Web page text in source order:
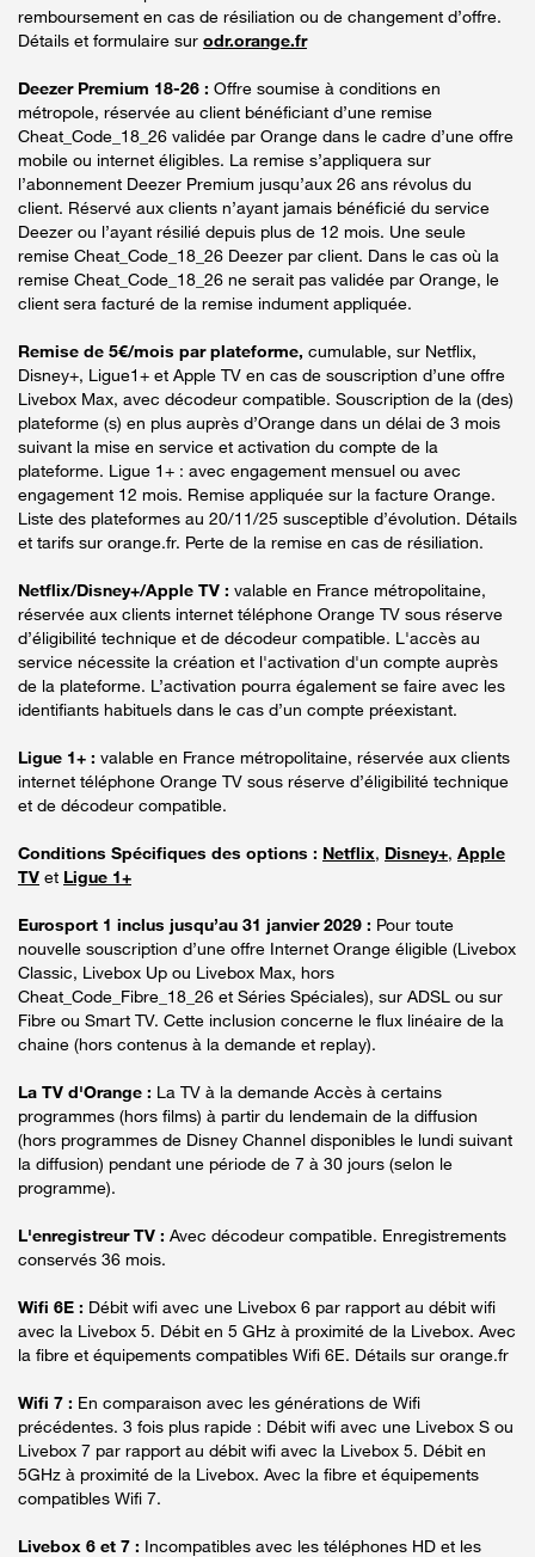
remboursement en cas de résiliation ou de changement d’offre.
Détails et formulaire sur odr.orange.fr
Deezer Premium 18-26 : Offre soumise à conditions en
métropole, réservée au client bénéficiant d’une remise
Cheat_Code_18_26 validée par Orange dans le cadre d’une offre
mobile ou internet éligibles. La remise s’appliquera sur
l’abonnement Deezer Premium jusqu’aux 26 ans révolus du
client. Réservé aux clients n’ayant jamais bénéficié du service
Deezer ou l’ayant résilié depuis plus de 12 mois. Une seule
remise Cheat_Code_18_26 Deezer par client. Dans le cas où la
remise Cheat_Code_18_26 ne serait pas validée par Orange, le
client sera facturé de la remise indument appliquée.
Remise de 5€/mois par plateforme, cumulable, sur Netflix,
Disney+, Ligue1+ et Apple TV en cas de souscription d’une offre
Livebox Max, avec décodeur compatible. Souscription de la (des)
plateforme (s) en plus auprès d’Orange dans un délai de 3 mois
suivant la mise en service et activation du compte de la
plateforme. Ligue 1+ : avec engagement mensuel ou avec
engagement 12 mois. Remise appliquée sur la facture Orange.
Liste des plateformes au 20/11/25 susceptible d’évolution. Détails
et tarifs sur orange.fr. Perte de la remise en cas de résiliation.
Netflix/Disney+/Apple TV : valable en France métropolitaine,
réservée aux clients internet téléphone Orange TV sous réserve
d’éligibilité technique et de décodeur compatible. L'accès au
service nécessite la création et l'activation d'un compte auprès
de la plateforme. L’activation pourra également se faire avec les
identifiants habituels dans le cas d’un compte préexistant.
Ligue 1+ : valable en France métropolitaine, réservée aux clients
internet téléphone Orange TV sous réserve d’éligibilité technique
et de décodeur compatible.
Conditions Spécifiques des options : Netflix, Disney+, Apple
TV et Ligue 1+
Eurosport 1 inclus jusqu’au 31 janvier 2029 : Pour toute
nouvelle souscription d’une offre Internet Orange éligible (Livebox
Classic, Livebox Up ou Livebox Max, hors
Cheat_Code_Fibre_18_26 et Séries Spéciales), sur ADSL ou sur
Fibre ou Smart TV. Cette inclusion concerne le flux linéaire de la
chaine (hors contenus à la demande et replay).
La TV d'Orange : La TV à la demande Accès à certains
programmes (hors films) à partir du lendemain de la diffusion
(hors programmes de Disney Channel disponibles le lundi suivant
la diffusion) pendant une période de 7 à 30 jours (selon le
programme).
L'enregistreur TV : Avec décodeur compatible. Enregistrements
conservés 36 mois.
Wifi 6E : Débit wifi avec une Livebox 6 par rapport au débit wifi
avec la Livebox 5. Débit en 5 GHz à proximité de la Livebox. Avec
la fibre et équipements compatibles Wifi 6E. Détails sur orange.fr
Wifi 7 : En comparaison avec les générations de Wifi
précédentes. 3 fois plus rapide : Débit wifi avec une Livebox S ou
Livebox 7 par rapport au débit wifi avec la Livebox 5. Débit en
5GHz à proximité de la Livebox. Avec la fibre et équipements
compatibles Wifi 7.
Livebox 6 et 7 : Incompatibles avec les téléphones HD et les